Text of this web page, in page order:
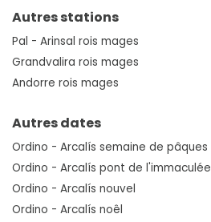
Autres stations
Pal - Arinsal rois mages
Grandvalira rois mages
Andorre rois mages
Autres dates
Ordino - Arcalís semaine de pâques
Ordino - Arcalís pont de l'immaculée
Ordino - Arcalís nouvel
Ordino - Arcalís noêl